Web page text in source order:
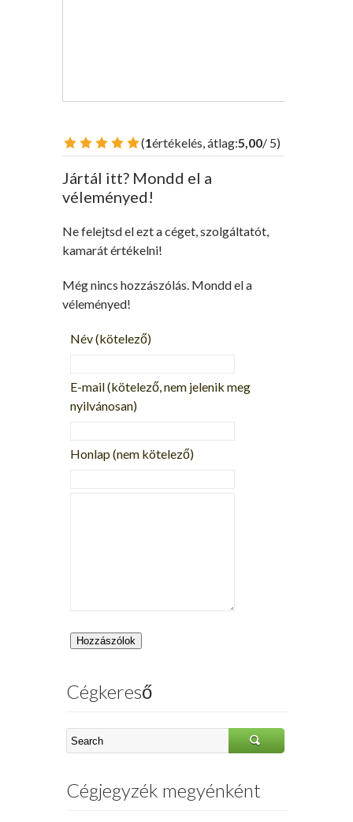
Kiváló
Jó
Közepes
Gyenge
Rossz
(1értékelés, átlag:5,00/ 5)
Jártál itt? Mondd el a
véleményed!
Ne felejtsd el ezt a céget, szolgáltatót,
kamarát értékelni!
Még nincs hozzászólás. Mondd el a
véleményed!
Név(kötelező)
E-mail(kötelező, nem jelenik meg
nyilvánosan)
Honlap (nem kötelező)
Cégkereső
Cégjegyzék megyénként